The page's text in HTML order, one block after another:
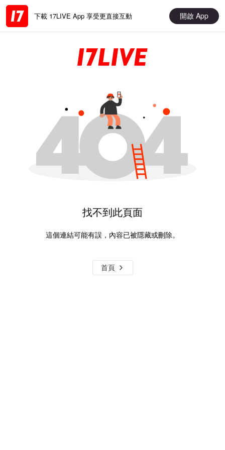
下載 17LIVE App 享受更直接互動 開啟 App
找不到此頁面
這個連結可能有誤，內容已被隱藏或刪除。
首頁